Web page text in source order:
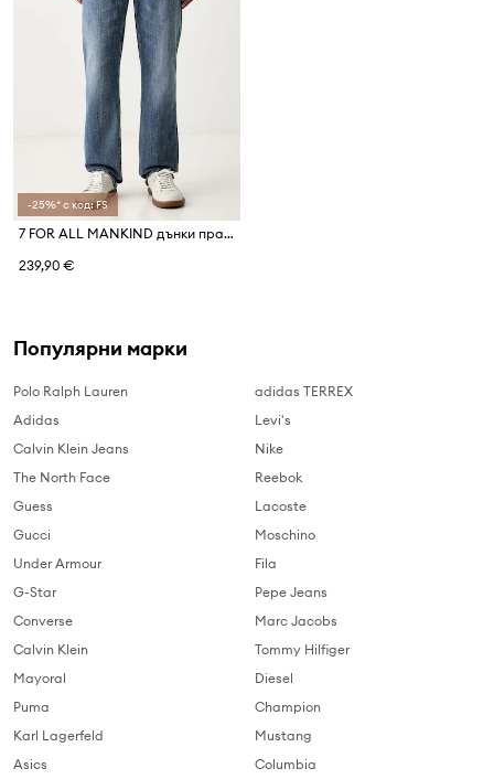
-25%* с код: FS
7 FOR ALL MANKIND дънки прави мъжки
239,90 €
Популярни марки
Polo Ralph Lauren
Adidas
Calvin Klein Jeans
The North Face
Guess
Gucci
Under Armour
G-Star
Converse
Calvin Klein
Mayoral
Puma
Karl Lagerfeld
Asics
adidas TERREX
Levi's
Nike
Reebok
Lacoste
Moschino
Fila
Pepe Jeans
Marc Jacobs
Tommy Hilfiger
Diesel
Champion
Mustang
Columbia